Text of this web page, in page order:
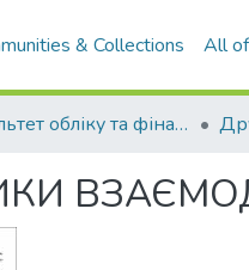
& Collections All
Факультет обліку та фінансів